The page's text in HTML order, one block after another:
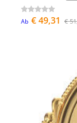
Ab € 49,31 €